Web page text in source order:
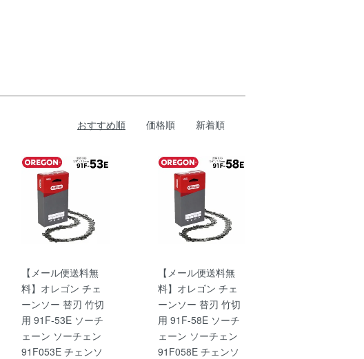
おすすめ順 価格順 新着順
【メール便送料無
料】オレゴン チェ
ーンソー 替刃 竹切
用 91F-53E ソーチ
ェーン ソーチェン
91F053E チェンソ
【メール便送料無
料】オレゴン チェ
ーンソー 替刃 竹切
用 91F-58E ソーチ
ェーン ソーチェン
91F058E チェンソ